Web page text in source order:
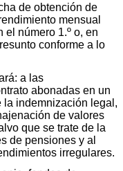
de obtención de
mensual
el número 1.º o, en
conforme a lo
a las
abonadas en un
la indemnización legal,
de valores
que se trate de la
de pensiones y al
irregulares.